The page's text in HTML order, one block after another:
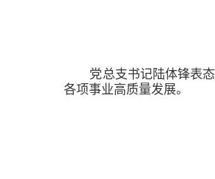
党总支书记陆体锋表态
各项事业高质量发展。